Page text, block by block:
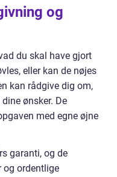
og
du skal have gjort
eller kan de nøjes
kan rådgive dig om,
ønsker. De
med egne øjne
garanti, og de
og ordentlige